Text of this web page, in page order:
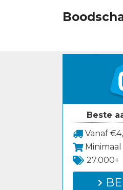
Beste
Vanaf
Minimaal
27.000+